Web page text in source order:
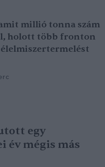
millió tonna szám
holott több fronton
egy
év mégis más